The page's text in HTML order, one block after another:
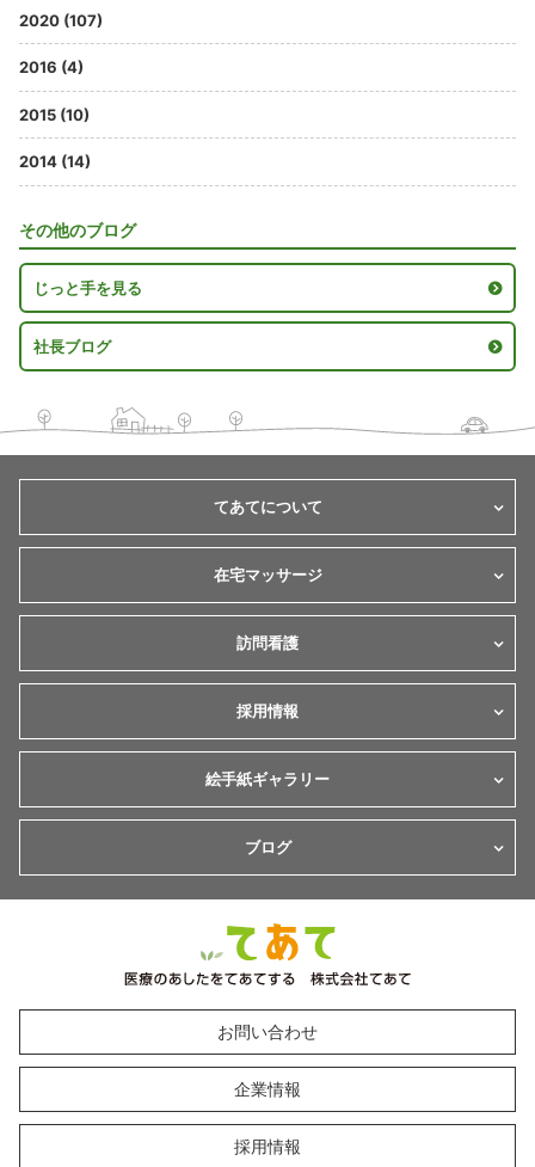
2020 (107)
2016 (4)
2015 (10)
2014 (14)
その他のブログ
じっと手を見る
社長ブログ
てあてについて
在宅マッサージ
訪問看護
採用情報
絵手紙ギャラリー
ブログ
お問い合わせ
企業情報
採用情報